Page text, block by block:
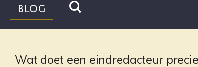
BLOG
Wat doet een eindredacteur